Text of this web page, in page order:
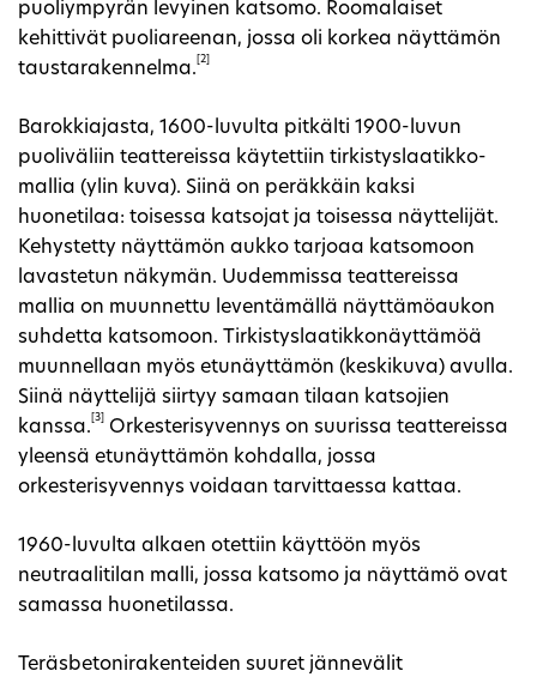
puoliympyrän levyinen katsomo. Roomalaiset
kehittivät puoliareenan, jossa oli korkea näyttämön
taustarakennelma.
[2]
Barokkiajasta, 1600-luvulta pitkälti 1900-luvun
puoliväliin teattereissa käytettiin tirkistyslaatikko-
mallia (ylin kuva). Siinä on peräkkäin kaksi
huonetilaa: toisessa katsojat ja toisessa näyttelijät.
Kehystetty näyttämön aukko tarjoaa katsomoon
lavastetun näkymän. Uudemmissa teattereissa
mallia on muunnettu leventämällä näyttämöaukon
suhdetta katsomoon. Tirkistyslaatikkonäyttämöä
muunnellaan myös etunäyttämön (keskikuva) avulla.
Siinä näyttelijä siirtyy samaan tilaan katsojien
kanssa.
[3]
Orkesterisyvennys on suurissa teattereissa
yleensä etunäyttämön kohdalla, jossa
orkesterisyvennys voidaan tarvittaessa kattaa.
1960-luvulta alkaen otettiin käyttöön myös
neutraalitilan malli, jossa katsomo ja näyttämö ovat
samassa huonetilassa.
Teräsbetonirakenteiden suuret jännevälit